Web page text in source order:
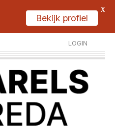
LOGIN
REGISTREER
Bekijk profiel
X